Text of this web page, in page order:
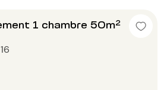
1 chambre 50m²